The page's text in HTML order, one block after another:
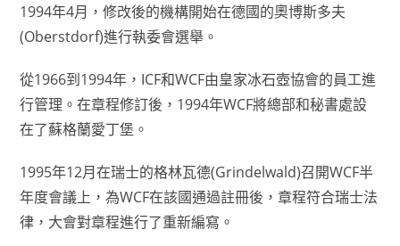
1994年4月，修改後的機構開始在德國的奧博斯多夫
(Oberstdorf)進行執委會選舉。
從1966到1994年，ICF和WCF由皇家冰石壺協會的員工進
行管理。在章程修訂後，1994年WCF將總部和秘書處設
在了蘇格蘭愛丁堡。
1995年12月在瑞士的格林瓦德(Grindelwald)召開WCF半
年度會議上，為WCF在該國通過註冊後，章程符合瑞士法
律，大會對章程進行了重新編寫。